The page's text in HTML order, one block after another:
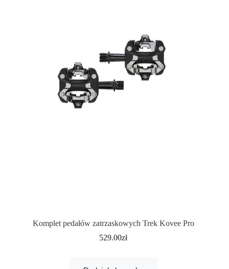
Komplet pedałów zatrzaskowych Trek Kovee Pro
529.00zł